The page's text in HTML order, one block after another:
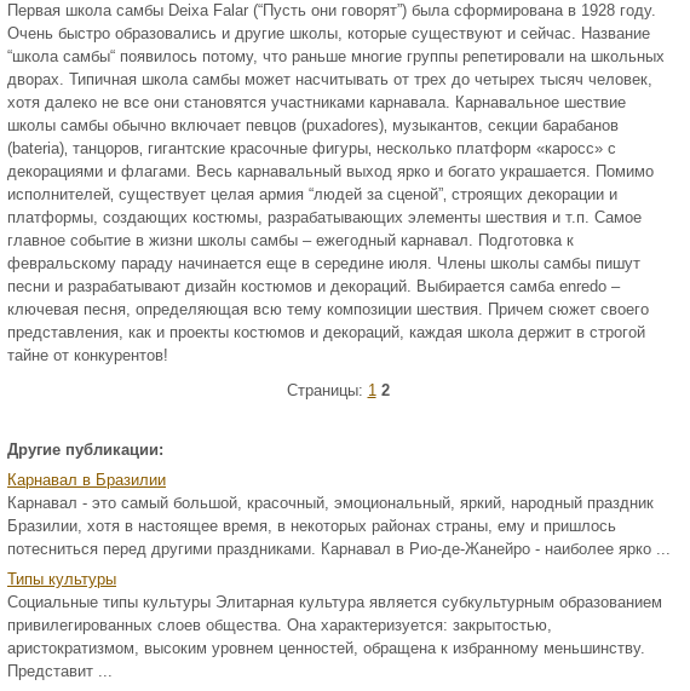
Первая школа самбы Deixa Falar (“Пусть они говорят”) была сформирована в 1928 году.
Очень быстро образовались и другие школы, которые существуют и сейчас. Название
“школа самбы“ появилось потому, что раньше многие группы репетировали на школьных
дворах. Типичная школа самбы может насчитывать от трех до четырех тысяч человек,
хотя далеко не все они становятся участниками карнавала. Карнавальное шествие
школы самбы обычно включает певцов (puxadores)‚ музыкантов, секции барабанов
(bateria)‚ танцоров‚ гигантские красочные фигуры‚ несколько платформ «каросс» с
декорациями и флагами. Весь карнавальный выход ярко и богато украшается. Помимо
исполнителей‚ существует целая армия “людей за сценой”‚ строящих декорации и
платформы, создающих костюмы, разрабатывающих элементы шествия и т.п. Самое
главное событие в жизни школы самбы – ежегодный карнавал. Подготовка к
февральскому параду начинается еще в середине июля. Члены школы самбы пишут
песни и разрабатывают дизайн костюмов и декораций. Выбирается самба enredo –
ключевая песня, определяющая всю тему композиции шествия. Причем сюжет своего
представления, как и проекты костюмов и декораций, каждая школа держит в строгой
тайне от конкурентов!
Страницы: 1 2
Другие публикации:
Карнавал в Бразилии
Карнавал - это самый большой, красочный, эмоциональный, яркий, народный праздник
Бразилии, хотя в настоящее время, в некоторых районах страны, ему и пришлось
потесниться перед другими праздниками. Карнавал в Рио-де-Жанейро - наиболее ярко ...
Типы культуры
Социальные типы культуры Элитарная культура является субкультурным образованием
привилегированных слоев общества. Она характеризуется: закрытостью,
аристократизмом, высоким уровнем ценностей, обращена к избранному меньшинству.
Представит ...